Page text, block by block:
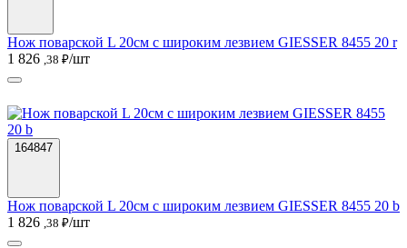
Нож поварской L 20см с широким лезвием GIESSER 8455 20 r
1 826 ,38 ₽/шт
164847
Нож поварской L 20см с широким лезвием GIESSER 8455 20 b
1 826 ,38 ₽/шт